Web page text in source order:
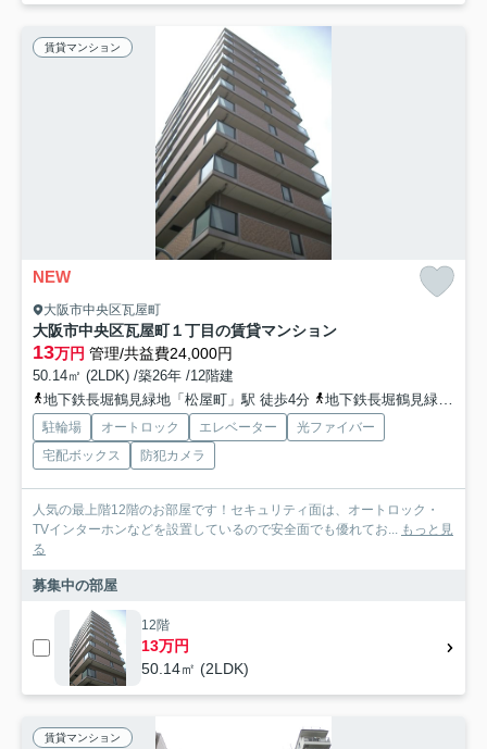
賃貸マンション
NEW
大阪市中央区瓦屋町
大阪市中央区瓦屋町１丁目の賃貸マンション
13万円 管理/共益費24,000円
50.14㎡ (2LDK) /築26年 /12階建
地下鉄長堀鶴見緑地「松屋町」駅 徒歩4分
地下鉄長堀鶴見緑地「長堀橋」駅 徒歩8分
駐輪場 オートロック エレベーター
光ファイバー
宅配ボックス
防犯カメラ
人気の最上階12階のお部屋です！セキュリティ面は、オートロック・
TVインターホンなどを設置しているので安全面でも優れてお... もっと見
る
募集中の部屋
12階
13万円
50.14㎡ (2LDK)
賃貸マンション